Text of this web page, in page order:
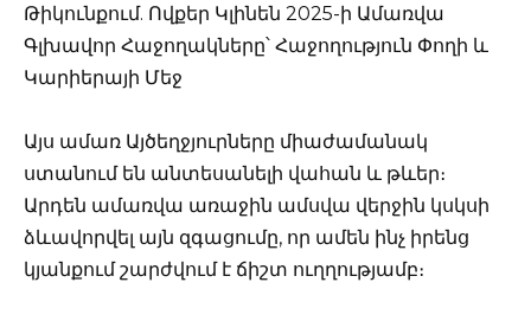
Թիկունքում. Ովքեր Կլինեն 2025-ի Ամառվա
Գլխավոր Հաջողակները՝ Հաջողություն Փողի և
Կարիերայի Մեջ
Այս ամառ Այծեղջյուրները միաժամանակ
ստանում են անտեսանելի վահան և թևեր։
Արդեն ամառվա առաջին ամսվա վերջին կսկսի
ձևավորվել այն զգացումը, որ ամեն ինչ իրենց
կյանքում շարժվում է ճիշտ ուղղությամբ։